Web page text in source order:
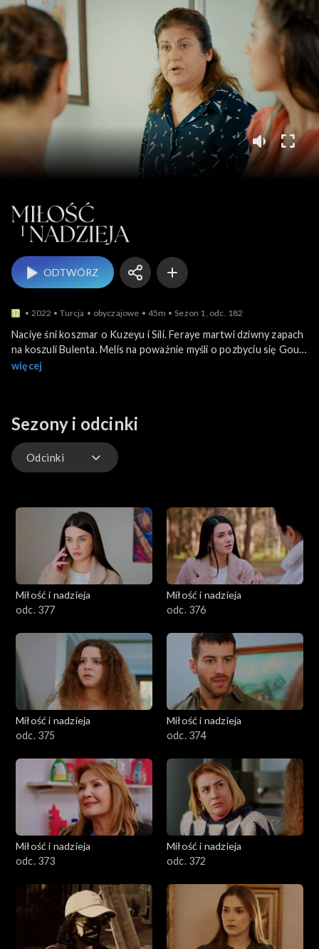
Miłość i nadzieja
ODTWÓRZ
2022 Turcja obyczajowe 45m Sezon 1, odc. 182
Naciye śni koszmar o Kuzeyu i Sili. Feraye martwi dziwny zapach
na koszuli Bulenta. Melis na poważnie myśli o pozbyciu się Goul i
Zeynep. Kuzey odwiedza Silę w miejscu nowej „pracy".
więcej
Sezony i odcinki
Odcinki
Miłość i nadzieja
odc. 377
Miłość i nadzieja
odc. 376
Miłość i nadzieja
odc. 375
Miłość i nadzieja
odc. 374
Miłość i nadzieja
odc. 373
Miłość i nadzieja
odc. 372